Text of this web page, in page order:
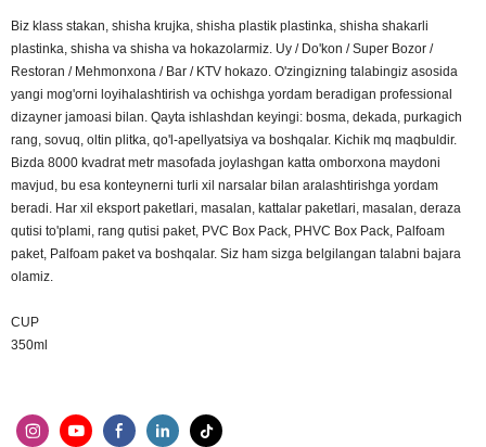
Biz klass stakan, shisha krujka, shisha plastik plastinka, shisha shakarli
plastinka, shisha va shisha va hokazolarmiz. Uy / Do'kon / Super Bozor /
Restoran / Mehmonxona / Bar / KTV hokazo. O'zingizning talabingiz asosida
yangi mog'orni loyihalashtirish va ochishga yordam beradigan professional
dizayner jamoasi bilan. Qayta ishlashdan keyingi: bosma, dekada, purkagich
rang, sovuq, oltin plitka, qo'l-apellyatsiya va boshqalar. Kichik mq maqbuldir.
Bizda 8000 kvadrat metr masofada joylashgan katta omborxona maydoni
mavjud, bu esa konteynerni turli xil narsalar bilan aralashtirishga yordam
beradi. Har xil eksport paketlari, masalan, kattalar paketlari, masalan, deraza
qutisi to'plami, rang qutisi paket, PVC Box Pack, PHVC Box Pack, Palfoam
paket, Palfoam paket va boshqalar. Siz ham sizga belgilangan talabni bajara
olamiz.
CUP
350ml